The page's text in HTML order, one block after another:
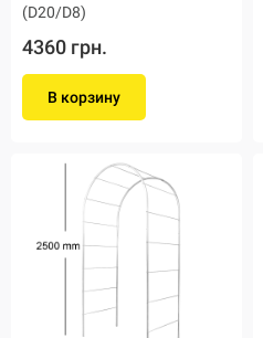
(D20/D8)
4360 грн.
В корзину